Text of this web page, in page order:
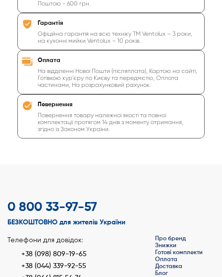
Поштою - 600 грн.
Гарантія
Офіційна гарантія на всю техніку ТМ Ventolux – 3 роки,
на кухонні мийки Ventolux – 10 років.
Оплата
На відділенні Нової Пошти (післяплата), Картою на сайті,
Готівкою кур'єру по Києву та передмістю, Оплата
частинами, На розрахунковий рахунок.
Повернення
Повернення товару належної якості та повної
комплектації протягом 14 днів з моменту отримання,
згідно із Законом України.
0 800 33-97-57
БЕЗКОШТОВНО для жителів України
Телефони для довідок:
+38 (098) 809-19-65
+38 (044) 339-92-55
Про бренд
Знижки
Готові комплекти
Оплата
Доставка
Блог